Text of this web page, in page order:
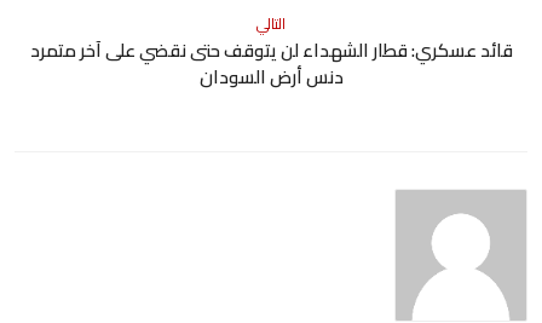
التالي
قائد عسكري: قطار الشهداء لن يتوقف حتى نقضي على آخر متمرد
دنس أرض السودان